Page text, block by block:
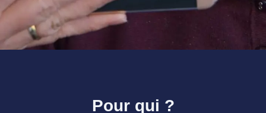
Pour qui ?